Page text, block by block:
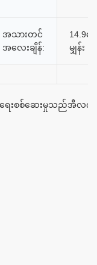
အသားတင်
အလေးချိန်:
14.9
မျှန်း